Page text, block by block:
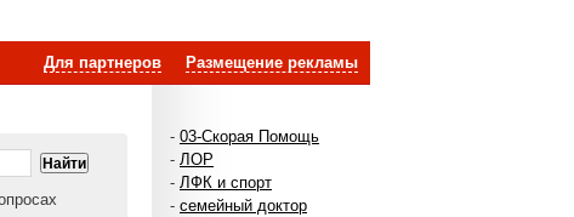
Размещение рекламы
Для партнеров
- 03-Скорая Помощь
- ЛОР
- ЛФК и спорт
- семейный доктор